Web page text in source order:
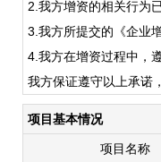
2.我方增资的相关行为
3.我方所提交的《企业
4.我方在增资过程中，
我方保证遵守以上承诺
项目基本情况
项目名称